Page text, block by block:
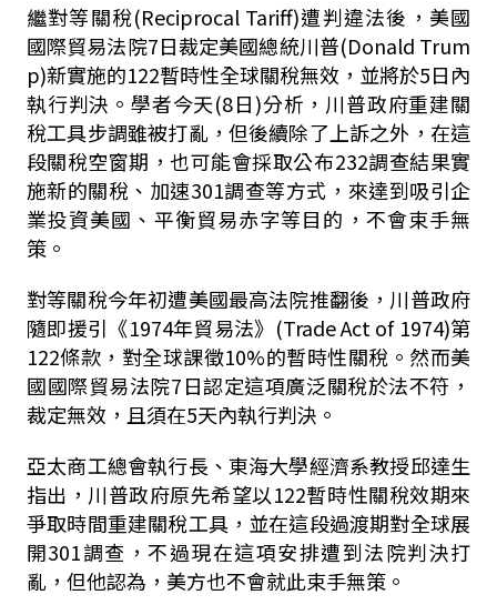
繼對等關稅(Reciprocal Tariff)遭判違法後，美國
國際貿易法院7日裁定美國總統川普(Donald Trum
p)新實施的122暫時性全球關稅無效，並將於5日內
執行判決。學者今天(8日)分析，川普政府重建關
稅工具步調雖被打亂，但後續除了上訴之外，在這
段關稅空窗期，也可能會採取公布232調查結果實
施新的關稅、加速301調查等方式，來達到吸引企
業投資美國、平衡貿易赤字等目的，不會束手無
策。
對等關稅今年初遭美國最高法院推翻後，川普政府
隨即援引《1974年貿易法》(Trade Act of 1974)第
122條款，對全球課徵10%的暫時性關稅。然而美
國國際貿易法院7日認定這項廣泛關稅於法不符，
裁定無效，且須在5天內執行判決。
亞太商工總會執行長、東海大學經濟系教授邱達生
指出，川普政府原先希望以122暫時性關稅效期來
爭取時間重建關稅工具，並在這段過渡期對全球展
開301調查，不過現在這項安排遭到法院判決打
亂，但他認為，美方也不會就此束手無策。